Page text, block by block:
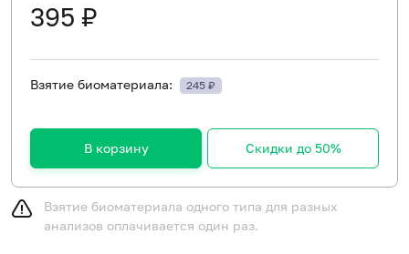
395 ₽
Взятие биоматериала: 245 ₽
В корзину Скидки до 50%
Взятие биоматериала одного типа для разных
анализов оплачивается один раз.